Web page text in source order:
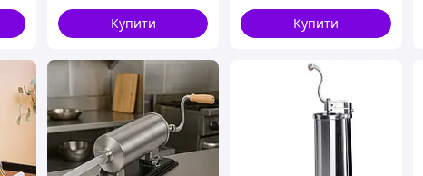
Купити Купити